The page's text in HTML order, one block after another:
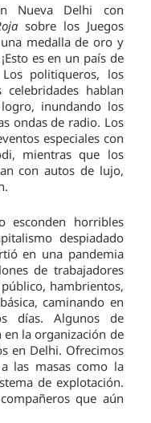
Nueva Delhi con
sobre los Juegos
medalla de oro y
es en un país de
politiqueros, los
hablan
logro, inundando los
ondas de radio. Los
especiales con
mientras que los
con autos de lujo,
esconden horribles
despiadado
en una pandemia
de trabajadores
hambrientos,
caminando en
días. Algunos de
la organización de
en Delhi. Ofrecimos
las masas como la
de explotación.
que aún